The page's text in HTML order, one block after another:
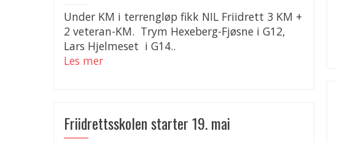
Under KM i terrengløp fikk NIL Friidrett 3 KM +
2 veteran-KM. Trym Hexeberg-Fjøsne i G12,
Lars Hjelmeset i G14..
Les mer
Friidrettsskolen starter 19. mai